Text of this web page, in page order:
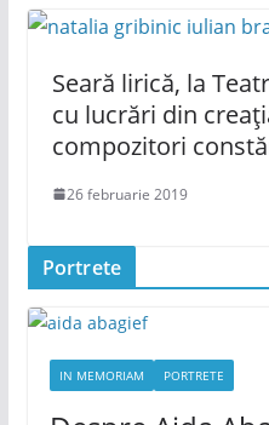
Seară lirică, la
cu lucrări din
compozitori
26 februarie 2019
Portrete
IN MEMORIAM PORTRETE